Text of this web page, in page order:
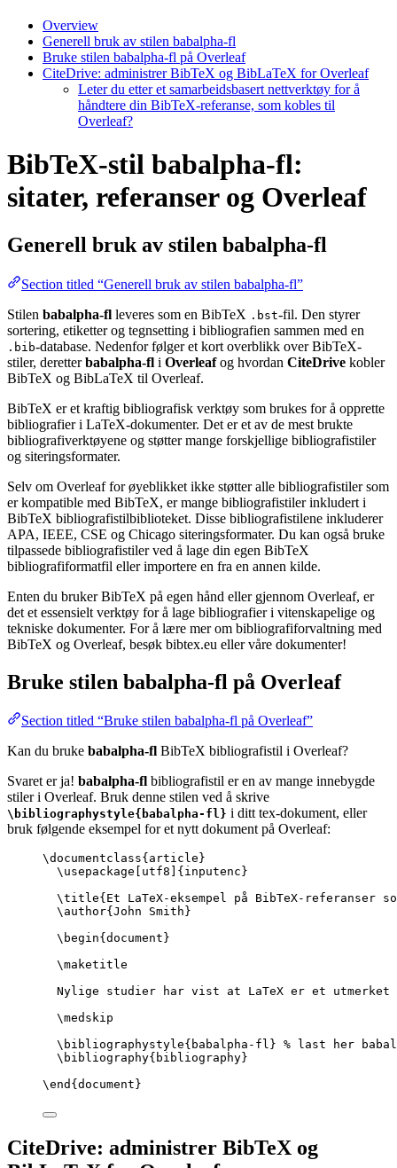
Overview
Generell bruk av stilen babalpha-fl
Bruke stilen babalpha-fl på Overleaf
CiteDrive: administrer BibTeX og BibLaTeX for Overleaf
Leter du etter et samarbeidsbasert nettverktøy for å
håndtere din BibTeX-referanse, som kobles til
Overleaf?
BibTeX-stil babalpha-fl:
sitater, referanser og Overleaf
Generell bruk av stilen babalpha-fl
Section titled “Generell bruk av stilen babalpha-fl”
Stilen babalpha-fl leveres som en BibTeX .bst-fil. Den styrer
sortering, etiketter og tegnsetting i bibliografien sammen med en
.bib-database. Nedenfor følger et kort overblikk over BibTeX-
stiler, deretterbabalpha-fl i Overleafog hvordan CiteDrive kobler
BibTeX og BibLaTeX til Overleaf.
BibTeX er et kraftig bibliografisk verktøy som brukes for å opprette
bibliografier i LaTeX-dokumenter. Det er et av de mest brukte
bibliografiverktøyene og støtter mange forskjellige bibliografistiler
og siteringsformater.
Selv om Overleaf for øyeblikket ikke støtter alle bibliografistiler som
er kompatible med BibTeX, er mange bibliografistiler inkludert i
BibTeX bibliografistilbiblioteket. Disse bibliografistilene inkluderer
APA, IEEE, CSE og Chicago siteringsformater. Du kan også bruke
tilpassede bibliografistiler ved å lage din egen BibTeX
bibliografiformatfil eller importere en fra en annen kilde.
Enten du bruker BibTeX på egen hånd eller gjennom Overleaf, er
det et essensielt verktøy for å lage bibliografier i vitenskapelige og
tekniske dokumenter. For å lære mer om bibliografiforvaltning med
BibTeX og Overleaf, besøk bibtex.eu eller våre dokumenter!
Bruke stilen babalpha-fl på Overleaf
Section titled “Bruke stilen babalpha-fl på Overleaf”
Kan du bruke babalpha-fl BibTeX bibliografistil i Overleaf?
Svaret er ja! babalpha-fl bibliografistil er en av mange innebygde
stiler i Overleaf. Bruk denne stilen ved å skrive
\bibliographystyle{babalpha-fl} i ditt tex-dokument, eller
bruk følgende eksempel for et nytt dokument på Overleaf:
\documentclass{ article }
\usepackage
utf8 ]{ inputenc }
\title{Et LaTeX-eksempel på BibTeX-
\author{John Smith}
\begin{ document }
\maketitle
Nylige studier har vist at LaTeX er et utmerket
\medskip
\bibliographystyle{babalpha-fl} % last her
\bibliography{bibliography}
\end { document }
CiteDrive: administrer BibTeX og